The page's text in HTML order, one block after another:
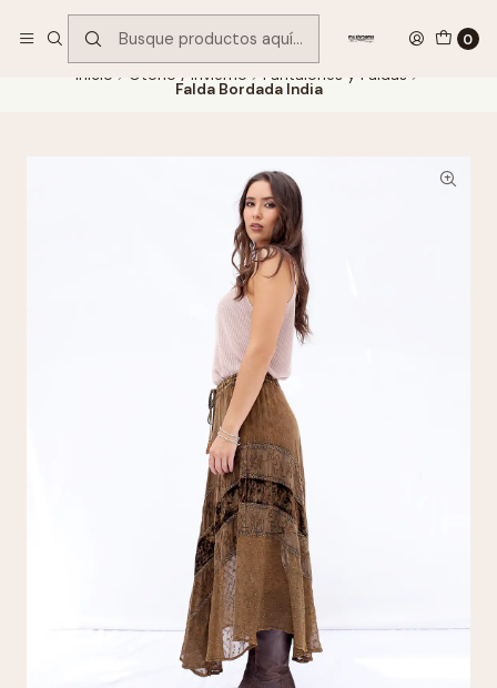
0
Inicio Otoño / Invierno Pantalones y Faldas
Falda Bordada India